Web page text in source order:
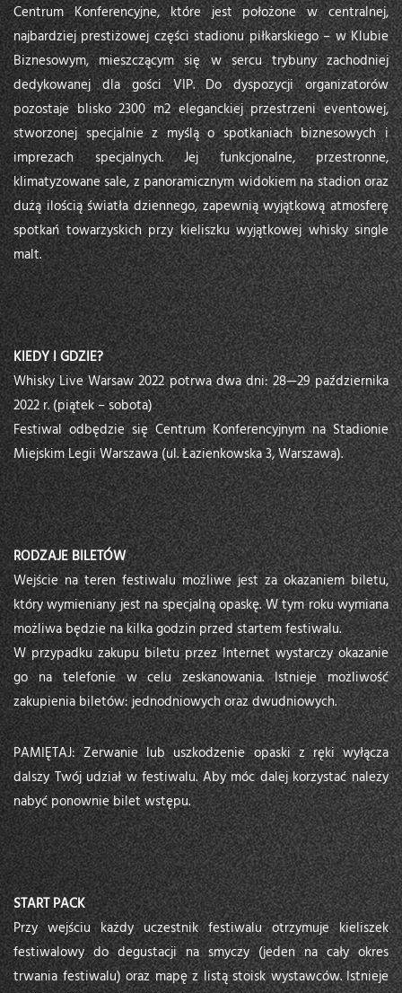
Centrum Konferencyjne, które jest położone w centralnej,
najbardziej prestiżowej części stadionu piłkarskiego – w Klubie
Biznesowym, mieszczącym się w sercu trybuny zachodniej
dedykowanej dla gości VIP. Do dyspozycji organizatorów
pozostaje blisko 2300 m2 eleganckiej przestrzeni eventowej,
stworzonej specjalnie z myślą o spotkaniach biznesowych i
imprezach specjalnych. Jej funkcjonalne, przestronne,
klimatyzowane sale, z panoramicznym widokiem na stadion oraz
dużą ilością światła dziennego, zapewnią wyjątkową atmosferę
spotkań towarzyskich przy kieliszku wyjątkowej whisky single
malt.
KIEDY I GDZIE?
Whisky Live Warsaw 2022 potrwa dwa dni: 28—29 października
2022 r. (piątek – sobota)
Festiwal odbędzie się Centrum Konferencyjnym na Stadionie
Miejskim Legii Warszawa (ul. Łazienkowska 3, Warszawa).
RODZAJE BILETÓW
Wejście na teren festiwalu możliwe jest za okazaniem biletu,
który wymieniany jest na specjalną opaskę. W tym roku wymiana
możliwa będzie na kilka godzin przed startem festiwalu.
W przypadku zakupu biletu przez Internet wystarczy okazanie
go na telefonie w celu zeskanowania. Istnieje możliwość
zakupienia biletów: jednodniowych oraz dwudniowych.
PAMIĘTAJ: Zerwanie lub uszkodzenie opaski z ręki wyłącza
dalszy Twój udział w festiwalu. Aby móc dalej korzystać należy
nabyć ponownie bilet wstępu.
START PACK
Przy wejściu każdy uczestnik festiwalu otrzymuje kieliszek
festiwalowy do degustacji na smyczy (jeden na cały okres
trwania festiwalu) oraz mapę z listą stoisk wystawców. Istnieje